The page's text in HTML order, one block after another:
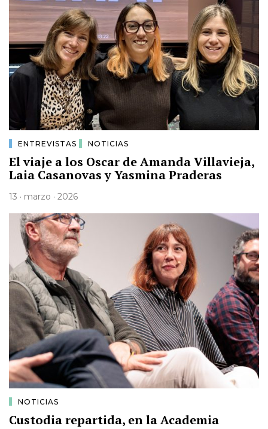
ENTREVISTAS NOTICIAS
El viaje a los Oscar de Amanda Villavieja,
Laia Casanovas y Yasmina Praderas
13 · marzo · 2026
NOTICIAS
Custodia repartida, en la Academia